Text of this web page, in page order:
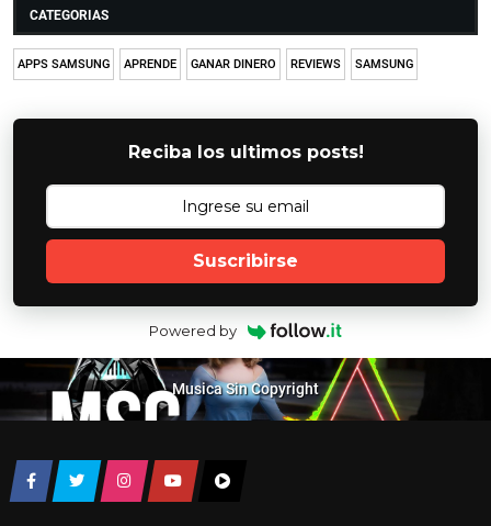
CATEGORIAS
APPS SAMSUNG APRENDE GANAR DINERO REVIEWS SAMSUNG
Reciba los ultimos posts!
Suscribirse
Powered by
Musica Sin Copyright